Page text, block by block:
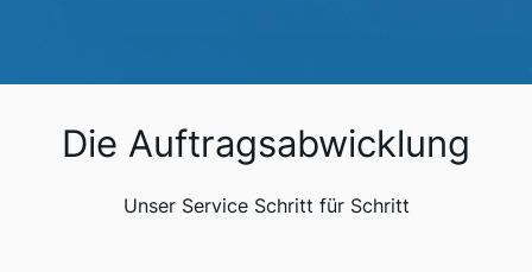
Die Auftragsabwicklung
Unser Service Schritt für Schritt